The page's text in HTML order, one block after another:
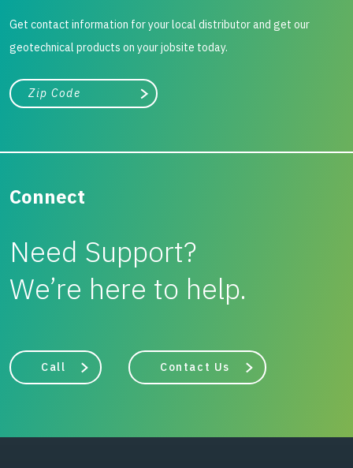
Get contact information for your local distributor and get our
geotechnical products on your jobsite today.
City, state, or zip/postal code
Search
Connect
Need Support?
We’re here to help.
Call Contact Us